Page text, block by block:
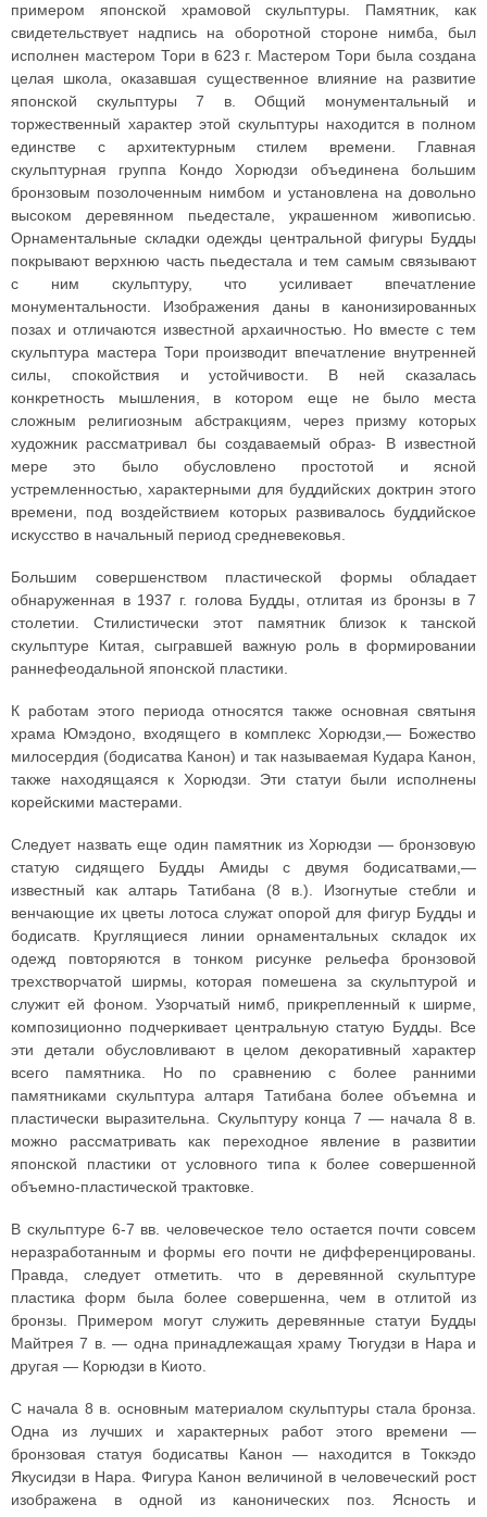
примером японской храмовой скульптуры. Памятник, как
свидетельствует надпись на оборотной стороне нимба, был
исполнен мастером Тори в 623 г. Мастером Тори была создана
целая школа, оказавшая существенное влияние на развитие
японской скульптуры 7 в. Общий монументальный и
торжественный характер этой скульптуры находится в полном
единстве с архитектурным стилем времени. Главная
скульптурная группа Кондо Хорюдзи объединена большим
бронзовым позолоченным нимбом и установлена на довольно
высоком деревянном пьедестале, украшенном живописью.
Орнаментальные складки одежды центральной фигуры Будды
покрывают верхнюю часть пьедестала и тем самым связывают
с ним скульптуру, что усиливает впечатление
монументальности. Изображения даны в канонизированных
позах и отличаются известной архаичностью. Но вместе с тем
скульптура мастера Тори производит впечатление внутренней
силы, спокойствия и устойчивости. В ней сказалась
конкретность мышления, в котором еще не было места
сложным религиозным абстракциям, через призму которых
художник рассматривал бы создаваемый образ- В известной
мере это было обусловлено простотой и ясной
устремленностью, характерными для буддийских доктрин этого
времени, под воздействием которых развивалось буддийское
искусство в начальный период средневековья.
Большим совершенством пластической формы обладает
обнаруженная в 1937 г. голова Будды, отлитая из бронзы в 7
столетии. Стилистически этот памятник близок к танской
скульптуре Китая, сыгравшей важную роль в формировании
раннефеодальной японской пластики.
К работам этого периода относятся также основная святыня
храма Юмэдоно, входящего в комплекс Хорюдзи,— Божество
милосердия (бодисатва Канон) и так называемая Кудара Канон,
также находящаяся к Хорюдзи. Эти статуи были исполнены
корейскими мастерами.
Следует назвать еще один памятник из Хорюдзи — бронзовую
статую сидящего Будды Амиды с двумя бодисатвами,—
известный как алтарь Татибана (8 в.). Изогнутые стебли и
венчающие их цветы лотоса служат опорой для фигур Будды и
бодисатв. Круглящиеся линии орнаментальных складок их
одежд повторяются в тонком рисунке рельефа бронзовой
трехстворчатой ширмы, которая помешена за скульптурой и
служит ей фоном. Узорчатый нимб, прикрепленный к ширме,
композиционно подчеркивает центральную статую Будды. Все
эти детали обусловливают в целом декоративный характер
всего памятника. Но по сравнению с более ранними
памятниками скульптура алтаря Татибана более объемна и
пластически выразительна. Скульптуру конца 7 — начала 8 в.
можно рассматривать как переходное явление в развитии
японской пластики от условного типа к более совершенной
объемно-пластической трактовке.
В скульптуре 6-7 вв. человеческое тело остается почти совсем
неразработанным и формы его почти не дифференцированы.
Правда, следует отметить. что в деревянной скульптуре
пластика форм была более совершенна, чем в отлитой из
бронзы. Примером могут служить деревянные статуи Будды
Майтрея 7 в. — одна принадлежащая храму Тюгудзи в Нара и
другая — Корюдзи в Киото.
С начала 8 в. основным материалом скульптуры стала бронза.
Одна из лучших и характерных работ этого времени —
бронзовая статуя бодисатвы Канон — находится в Токкэдо
Якусидзи в Нара. Фигура Канон величиной в человеческий рост
изображена в одной из канонических поз. Ясность и